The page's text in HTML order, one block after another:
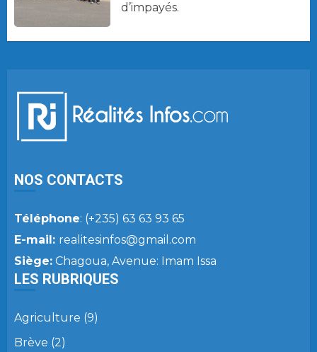
d’impayés.
NOS CONTACTS
Téléphone: (+235) 63 63 93 65
E-mail: realitesinfos@gmail.com
Siège: Chagoua, Avenue: Imam Issa
LES RUBRIQUES
Agriculture (9)
Brève (2)